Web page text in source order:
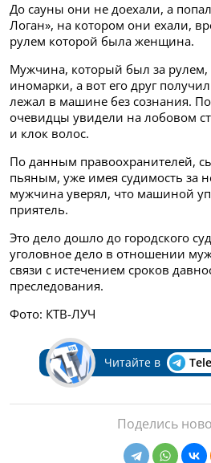
До сауны они не доехали, а
Логан», на котором они ехали,
рулем которой была женщина.
Мужчина, который был за рулем,
иномарки, а вот его друг
лежал в машине без сознания.
очевидцы увидели на лобовом
и клок волос.
По данным правоохранителей,
пьяным, уже имея судимость за
мужчина уверял, что машиной
приятель.
Это дело дошло до городского
уголовное дело в отношении
связи с истечением сроков
преследования.
Фото: КТВ-ЛУЧ
Читайте в
Поделись